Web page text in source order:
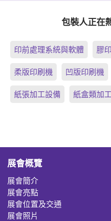
包裝人正在
印前處理系統與軟體 膠
柔版印刷機 凹版印刷機
紙張加工設備 紙盒類加
展會概覽
展會簡介
展會亮點
展會位置及交通
展會照片